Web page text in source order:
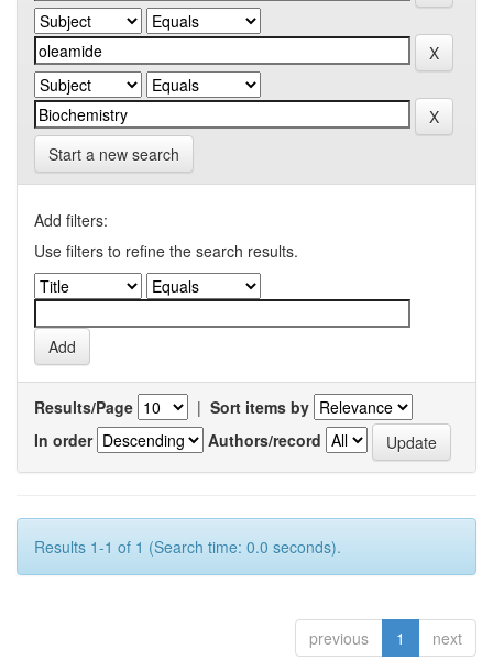
Start a new search
Add filters:
Use filters to refine the search results.
Results/Page | Sort items by
In order
Authors/record
Results 1-1 of 1 (Search time: 0.0 seconds).
previous 1 next